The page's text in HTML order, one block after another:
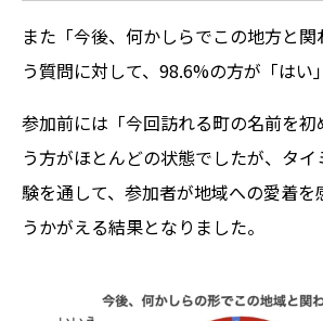
ーが地方自治体や地方銀行と協業して叶えた
また「今後、何かしらでこの地方と
う質問に対して、98.6%の方が「はい
参加前には「今回訪れる町の名前を
う方がほとんどの状態でしたが、タ
験を通して、参加者が地域への愛着を
うかがえる結果となりました。